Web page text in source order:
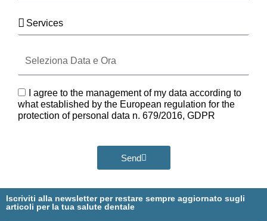
Services
Data
e
GDPRI agree to the management of my data according to
what established by the European regulation for the
protection of personal data n. 679/2016, GDPR
Send
Iscriviti alla newsletter per restare sempre aggiornato sugli
articoli per la tua salute dentale